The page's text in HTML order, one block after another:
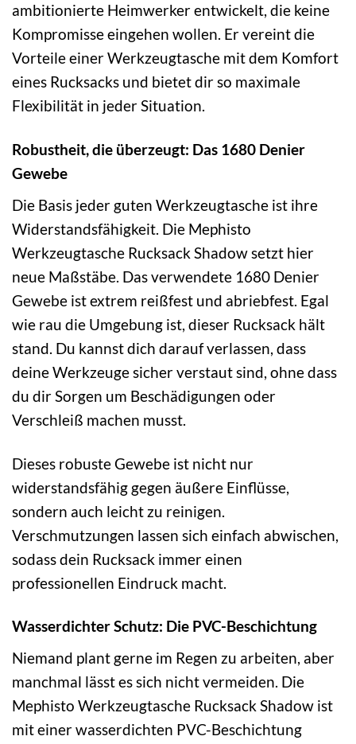
ambitionierte Heimwerker entwickelt, die keine
Kompromisse eingehen wollen. Er vereint die
Vorteile einer Werkzeugtasche mit dem Komfort
eines Rucksacks und bietet dir so maximale
Flexibilität in jeder Situation.
Robustheit, die überzeugt: Das 1680 Denier
Gewebe
Die Basis jeder guten Werkzeugtasche ist ihre
Widerstandsfähigkeit. Die Mephisto
Werkzeugtasche Rucksack Shadow setzt hier
neue Maßstäbe. Das verwendete 1680 Denier
Gewebe ist extrem reißfest und abriebfest. Egal
wie rau die Umgebung ist, dieser Rucksack hält
stand. Du kannst dich darauf verlassen, dass
deine Werkzeuge sicher verstaut sind, ohne dass
du dir Sorgen um Beschädigungen oder
Verschleiß machen musst.
Dieses robuste Gewebe ist nicht nur
widerstandsfähig gegen äußere Einflüsse,
sondern auch leicht zu reinigen.
Verschmutzungen lassen sich einfach abwischen,
sodass dein Rucksack immer einen
professionellen Eindruck macht.
Wasserdichter Schutz: Die PVC-Beschichtung
Niemand plant gerne im Regen zu arbeiten, aber
manchmal lässt es sich nicht vermeiden. Die
Mephisto Werkzeugtasche Rucksack Shadow ist
mit einer wasserdichten PVC-Beschichtung